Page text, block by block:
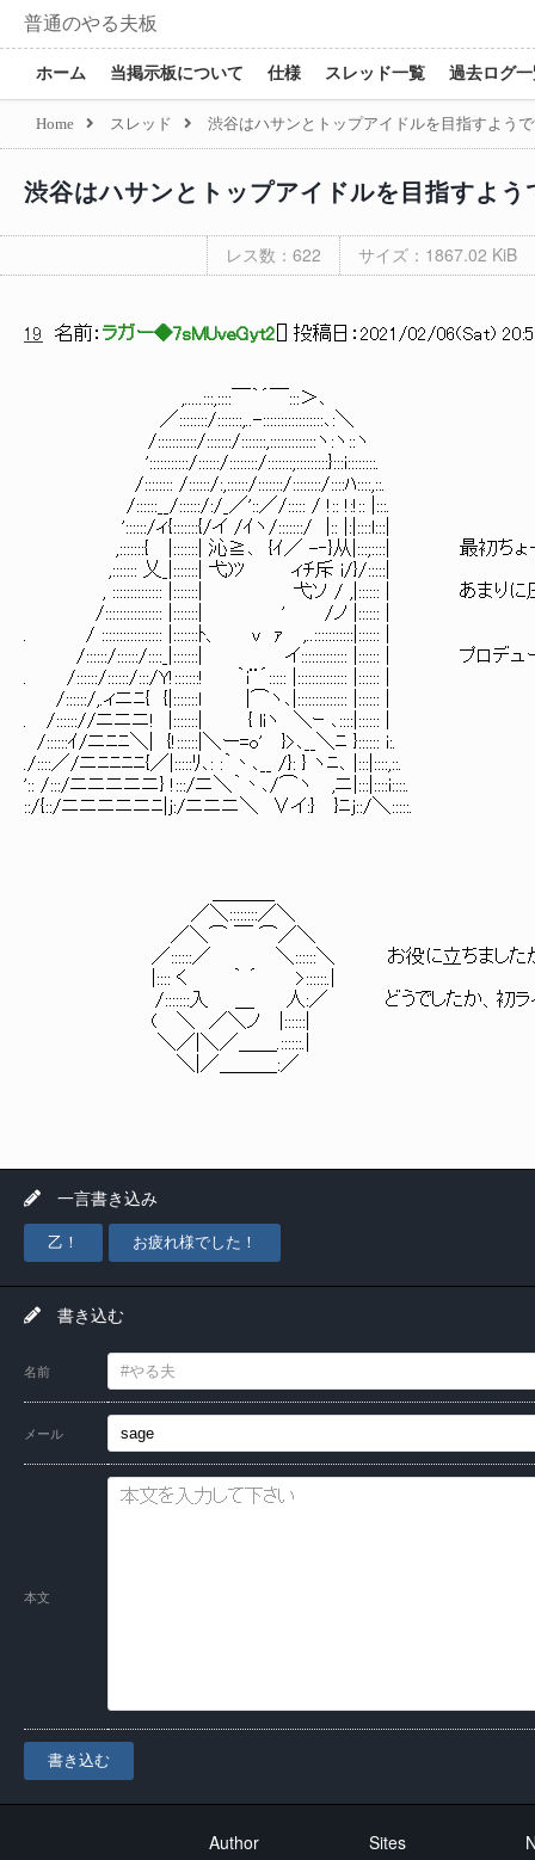
普通のやる夫板
ホーム 当掲示板について 仕様 スレッド一覧 過去ログ
Home スレッド 渋谷はハサンとトップアイドルを目指すよう
渋谷はハサンとトップアイドルを目指すよ
レス数：622 サイズ：1867.02 KiB
19 名前： ラガー◆7sMUveGyt2 ] 投稿日： 2021/02/06(Sat)
,.....:::,::::￣｀´￣:::＞､
／::::::::/:::::::,..-:::::::::::::::::､:＼
/:::::::::::/:::::::/:::::::,:::::::::::::ヽ:ヽ::ヽ
':::::::::::/::::::/::::::::/:::::::;:::::::::}:::i::::::::.
/:::::::: /::::::/:,::::::/:::::::/::::::::/::::ﾊ::::,::.
/::::::__/::::::/:/_／'::／/::::: / !:: !:!:: |:::.
'::::::/ィ{:::::::{/イ /ｲヽ/:::::::/ |:: |:|::::l:::|
,:::::::{ |:::::::| 沁≧､ {ｲ／ -‐}从|:::;::::| 最初ちょっと
,::::::: 乂_|:::::::| 弋)ﾂ ィﾁ斥 i/}/:::::|
, :::::::::::::: |:::::::| 弋ソ / ,|:::::: | あまりに圧倒的な
/:::::::::::::::: |:::::::| ' /ノ |:::::: |
. / ::::::::::::::::: |:::::::ﾄ、 v ｧ ,..:::::::::::|:::::: |
/::::::/::::::/::::_|:::::::| イ::::::::::::: |:::::: | プロデューサー
. /::::::/::::::/:::/Y!:::::::! ｀i¨´::::: |:::::::::::::: |:::::: |
/::::::/,.ィニﾆ{ {|:::::::l |⌒ヽ､|:::::::::::::: |:::::: |
. /:::::://ニニニ! |:::::::| { liヽ ＼ｰ ､::::|:::::: |
/::::::ｲ/ニﾆﾆ＼| {!::::::|＼ー=o' }>､__＼ﾆ }:::::: i:.
./::::／/ニﾆﾆﾆﾆ{／|:::::ﾘ､: :｀丶､__ /}: } ヽﾆ､ |:::|::::,::.
':: /:::/ニニニニニ} !:::/ニ＼｀丶､/⌒ヽ ,ニ|:::|::::i::::.
::/{::/ニニニニニﾆ|j:/ニニニ＼ ∨イ:} }ﾆj::/＼:::::.
／＼::::::::／＼
／＼⌒ ￣ ⌒／＼
／::::::／ ＼::::::＼ お役に立ちましたか。
|:::: く ｀ ´ >::::::.|
/:::::::入 ＿ 人:／ どうでしたか、初ライ
( ＼ ／＼ノ |::::::|
＼／|＼／＿＿.::::::.|
＼|／＿＿＿:／
一言書き込み
乙！ お疲れ様でした！
書き込む
名前
メール
本文
書き込む
Author Sites